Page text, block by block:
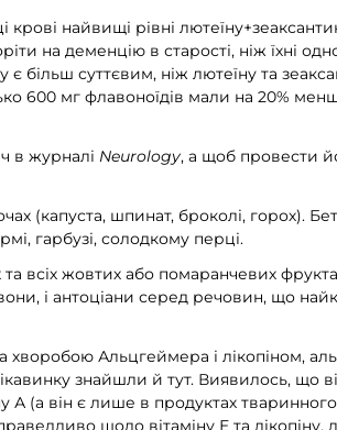
найвищі рівні
на деменцію в старості, ніж їхні
є більш суттєвим, ніж лютеїну та
600 мг флавоноїдів мали на 20%
в журналі Neurology, а щоб провести
(капуста, шпинат, броколі, горох).
гарбузі, солодкому перці.
всіх жовтих або помаранчевих
і антоціани серед речовин, що
хворобою Альцгеймера і лікопіном,
знайшли й тут. Виявилось, що
А (а він є лише в продуктах
щодо вітаміну Е та лікопіну,